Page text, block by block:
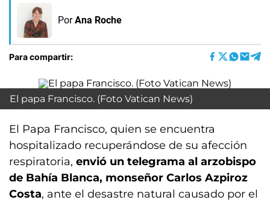
Por Ana Roche
Para compartir:
El papa Francisco. (Foto Vatican News)
El Papa Francisco, quien se encuentra
hospitalizado recuperándose de su afección
respiratoria, envió un telegrama al arzobispo
de Bahía Blanca, monseñor Carlos Azpiroz
Costa, ante el desastre natural causado por el